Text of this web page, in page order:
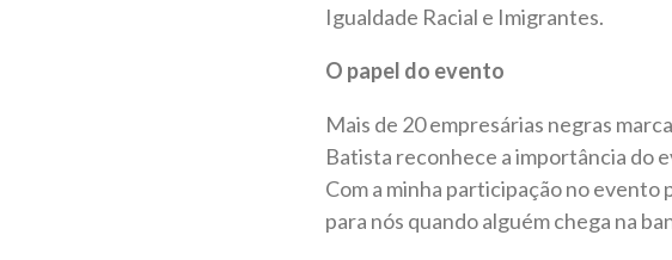
Igualdade Racial e Imigrantes.
O papel do evento
Mais de 20 empresárias negras
Batista reconhece a importância do
Com a minha participação no evento
para nós quando alguém chega na